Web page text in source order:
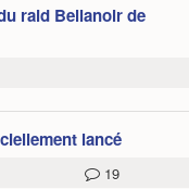
raid Bellanoir de
lancé
19